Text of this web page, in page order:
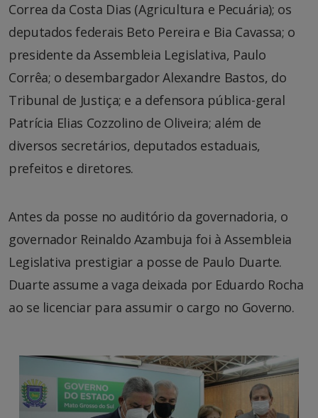
Correa da Costa Dias (Agricultura e Pecuária); os
deputados federais Beto Pereira e Bia Cavassa; o
presidente da Assembleia Legislativa, Paulo
Corrêa; o desembargador Alexandre Bastos, do
Tribunal de Justiça; e a defensora pública-geral
Patrícia Elias Cozzolino de Oliveira; além de
diversos secretários, deputados estaduais,
prefeitos e diretores.
Antes da posse no auditório da governadoria, o
governador Reinaldo Azambuja foi à Assembleia
Legislativa prestigiar a posse de Paulo Duarte.
Duarte assume a vaga deixada por Eduardo Rocha
ao se licenciar para assumir o cargo no Governo.